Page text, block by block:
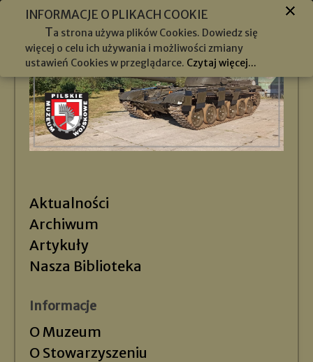
Aktualności
Archiwum
Artykuły
Nasza Biblioteka
Informacje
O Muzeum
O Stowarzyszeniu
INFORMACJE O PLIKACH COOKIE
Ta strona używa plików Cookies. Dowiedz się
więcej o celu ich używania i możliwości zmiany
ustawień Cookies w przeglądarce. Czytaj więcej...